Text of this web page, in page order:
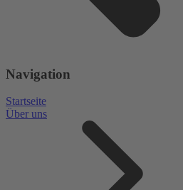
Navigation
Startseite
Über uns